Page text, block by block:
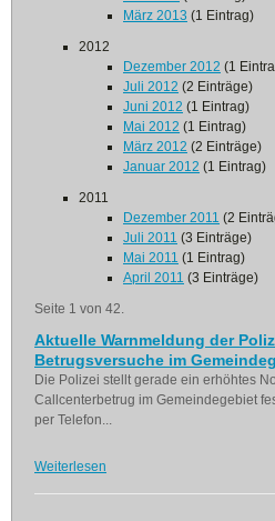
März 2013 (1 Eintrag)
2012
Dezember 2012 (1
Juli 2012 (2 Einträge)
Juni 2012 (1 Eintrag)
Mai 2012 (1 Eintrag)
März 2012 (2 Einträge)
Januar 2012 (1 Eintrag)
2011
Dezember 2011 (2
Juli 2011 (3 Einträge)
Mai 2011 (1 Eintrag)
April 2011 (3 Einträge)
Seite 1 von 42.
Aktuelle Warnmeldung der
Betrugsversuche im
Die Polizei stellt gerade ein erhöhtes
Callcenterbetrug im Gemeindegebiet
per Telefon...
Weiterlesen